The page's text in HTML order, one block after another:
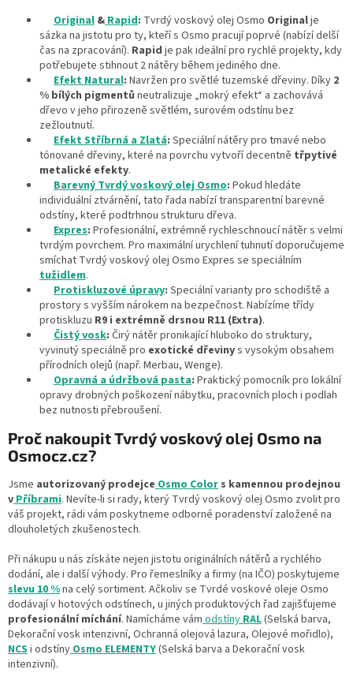
Original &Rapid: Tvrdý voskový olej Osmo Originalje
sázka na jistotu pro ty, kteří s Osmo pracují poprvé (nabízí delší
čas na zpracování). Rapid je pak ideální pro rychlé projekty, kdy
potřebujete stihnout 2 nátěry během jediného dne.
Efekt Natural: Navržen pro světlé tuzemské dřeviny. Díky 2
% bílých pigmentů neutralizuje „mokrý efekt“ a zachovává
dřevo v jeho přirozeně světlém, surovém odstínu bez
zežloutnutí.
Efekt Stříbrná a Zlatá: Speciální nátěry pro tmavé nebo
tónované dřeviny, které na povrchu vytvoří decentně třpytivé
metalické efekty.
Barevný Tvrdý voskový olej Osmo: Pokud hledáte
individuální ztvárnění, tato řada nabízí transparentní barevné
odstíny, které podtrhnou strukturu dřeva.
Expres: Profesionální, extrémně rychleschnoucí nátěr s velmi
tvrdým povrchem. Pro maximální urychlení tuhnutí doporučujeme
smíchat Tvrdý voskový olej Osmo Expres se speciálním
tužidlem.
Protiskluzové úpravy: Speciální varianty pro schodiště a
prostory s vyšším nárokem na bezpečnost. Nabízíme třídy
protiskluzu R9 i extrémně drsnou R11 (Extra).
Čistý vosk: Čirý nátěr pronikající hluboko do struktury,
vyvinutý speciálně pro exotické dřevinys vysokým obsahem
přírodních olejů (např. Merbau, Wenge).
Opravná a údržbová pasta: Praktický pomocník pro lokální
opravy drobných poškození nábytku, pracovních ploch i podlah
bez nutnosti přebroušení.
Proč nakoupit Tvrdý voskový olej Osmo na
Osmocz.cz?
Jsme autorizovaný prodejce Osmo Color s kamennou prodejnou
v Příbrami. Nevíte-li si rady, který Tvrdý voskový olej Osmo zvolit pro
váš projekt, rádi vám poskytneme odborné poradenství založené na
dlouholetých zkušenostech.
Při nákupu u nás získáte nejen jistotu originálních nátěrů a rychlého
dodání, ale i další výhody. Pro řemeslníky a firmy (na IČO) poskytujeme
slevu 10 %na celý sortiment. Ačkoliv se Tvrdé voskové oleje Osmo
dodávají v hotových odstínech, u jiných produktových řad zajišťujeme
profesionální míchání. Namícháme vám odstíny RAL(Selská barva,
Dekorační vosk intenzivní, Ochranná olejová lazura, Olejové mořidlo),
NCS i odstíny Osmo ELEMENTY(Selská barva a Dekorační vosk
intenzivní).